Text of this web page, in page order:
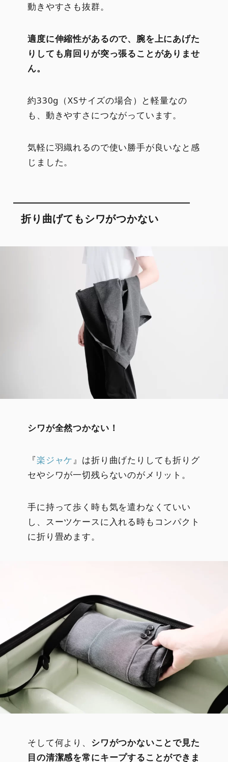
動きやすさも抜群。
適度に伸縮性があるので、腕を上にあげた
りしても肩回りが突っ張ることがありませ
ん。
約330g（XSサイズの場合）と軽量なの
も、動きやすさにつながっています。
気軽に羽織れるので使い勝手が良いなと感
じました。
折り曲げてもシワがつかない
シワが全然つかない！
『楽ジャケ』は折り曲げたりしても折りグ
セやシワが一切残らないのがメリット。
手に持って歩く時も気を遣わなくていい
し、スーツケースに入れる時もコンパクト
に折り畳めます。
そして何より、 シワがつかないことで見た
目の清潔感を常にキープすることができま